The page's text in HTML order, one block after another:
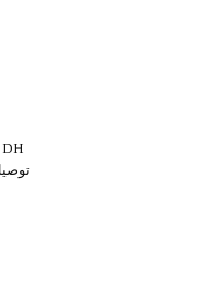
توصيل خلال 48